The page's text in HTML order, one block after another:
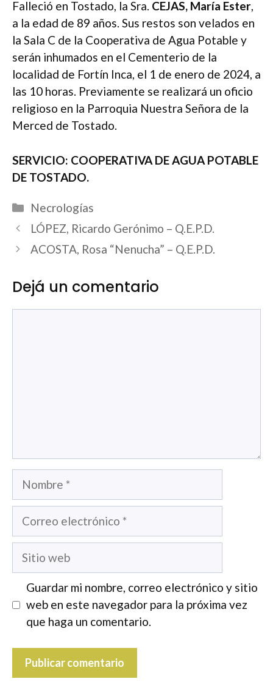
Falleció en Tostado, la Sra. CEJAS, María Ester,
a la edad de 89 años. Sus restos son velados en
la Sala C de la Cooperativa de Agua Potable y
serán inhumados en el Cementerio de la
localidad de Fortín Inca, el 1 de enero de 2024, a
las 10 horas. Previamente se realizará un oficio
religioso en la Parroquia Nuestra Señora de la
Merced de Tostado.
SERVICIO: COOPERATIVA DE AGUA POTABLE
DE TOSTADO.
Categorías
Necrologías
LÓPEZ, Ricardo Gerónimo – Q.E.P.D.
ACOSTA, Rosa “Nenucha” – Q.E.P.D.
Dejá un comentario
Nombre
Correo
Sitio
Guardar mi nombre, correo electrónico y sitio
web en este navegador para la próxima vez
que haga un comentario.